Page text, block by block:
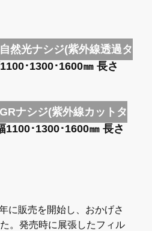
然光ナシジ(紫外線透過タ
･1300･1600㎜ 長さ
ナシジ(紫外線カットタ
1100･1300･1600㎜ 長さ
に販売を開始し、おかげさ
。発売時に展張したフィル